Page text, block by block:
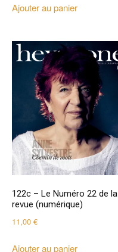
Ajouter au panier
122c – Le Numéro 22 de la
revue (numérique)
11,00 €
Ajouter au panier